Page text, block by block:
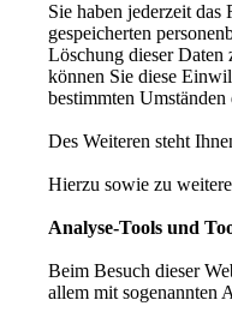
Sie haben jederzeit
gespeicherten
Löschung dieser
können Sie diese
bestimmten
Des Weiteren steht
Hierzu sowie zu
Analyse-Tools und
Beim Besuch dieser
allem mit sogenannten